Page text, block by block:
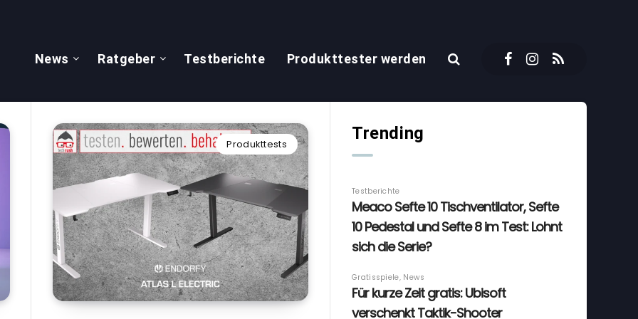
News Ratgeber Testberichte Produkttester werden
Produkttests
Trending